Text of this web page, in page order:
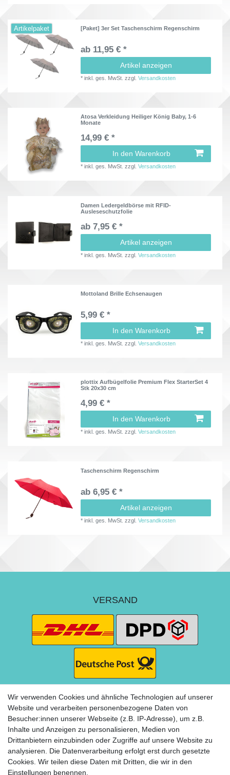
Artikelpaket [Paket] 3er Set Taschenschirm Regenschirm
ab 11,95 € *
Artikel anzeigen
*inkl. ges. MwSt. zzgl.Versandkosten
Atosa Verkleidung Heiliger König Baby, 1-6
Monate
14,99 € *
In den Warenkorb
*inkl. ges. MwSt. zzgl.Versandkosten
Damen Ledergeldbörse mit RFID-
Ausleseschutzfolie
ab 7,95 € *
Artikel anzeigen
*inkl. ges. MwSt. zzgl.Versandkosten
Mottoland Brille Echsenaugen
5,99 € *
In den Warenkorb
*inkl. ges. MwSt. zzgl.Versandkosten
plottix Aufbügelfolie Premium Flex StarterSet 4
Stk 20x30 cm
4,99 € *
In den Warenkorb
*inkl. ges. MwSt. zzgl.Versandkosten
Taschenschirm Regenschirm
ab 6,95 € *
Artikel anzeigen
*inkl. ges. MwSt. zzgl.Versandkosten
VERSAND
ZAHLUNG
Wir verwenden Cookies und ähnliche Technologien auf unserer
Website und verarbeiten personenbezogene Daten von
Besucher:innen unserer Webseite (z.B. IP-Adresse), um z.B.
Inhalte und Anzeigen zu personalisieren, Medien von
Drittanbietern einzubinden oder Zugriffe auf unsere Website zu
analysieren. Die Datenverarbeitung erfolgt erst durch gesetzte
Cookies. Wir teilen diese Daten mit Dritten, die wir in den
Einstellungen benennen.